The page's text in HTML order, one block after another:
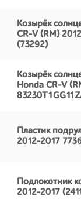
Козырёк
CR-V (RM)
(73292)
Козырёк
Honda CR-V
Пластик
2012-2017
Подлокотник
2012-2017